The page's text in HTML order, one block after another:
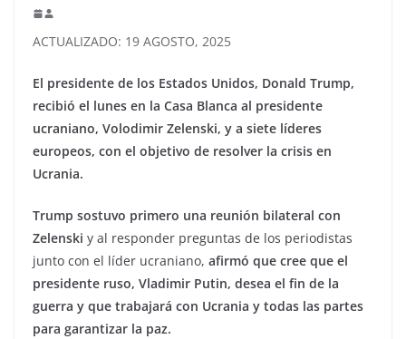
ACTUALIZADO: 19 AGOSTO, 2025
El presidente de los Estados Unidos, Donald Trump,
recibió el lunes en la Casa Blanca al presidente
ucraniano, Volodimir Zelenski, y a siete líderes
europeos, con el objetivo de resolver la crisis en
Ucrania.
Trump sostuvo primero una reunión bilateral con
Zelenski y al responder preguntas de los periodistas
junto con el líder ucraniano, afirmó que cree que el
presidente ruso, Vladimir Putin, desea el fin de la
guerra y que trabajará con Ucrania y todas las partes
para garantizar la paz.